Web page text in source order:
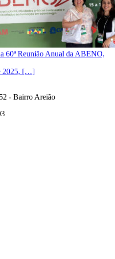
60ª Reunião Anual da ABENO,
2025, […]
- Bairro Areião